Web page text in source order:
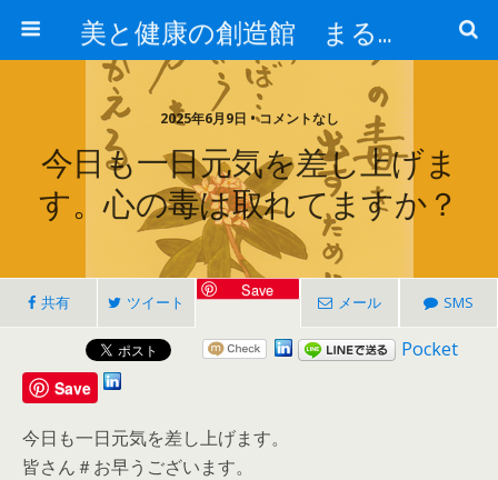
美と健康の創造館 まるとみ薬品 ぐんまの薬屋 芳さんのブログ
2025年6月9日 • コメントなし
今日も一日元気を差し上げま
す。心の毒は取れてますか？
共有 ツイート
Save
メール SMS
Pocket
Save
今日も一日元気を差し上げます。
皆さん＃お早うございます。